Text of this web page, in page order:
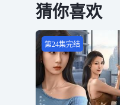
第36集
猜你喜欢
第24集完结